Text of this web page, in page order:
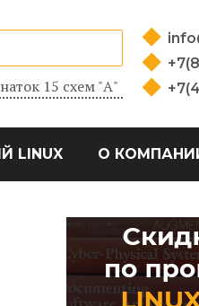
15 схем "А"
LINUX О